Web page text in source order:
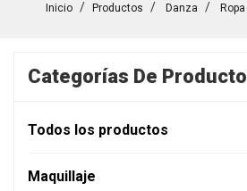
Inicio Productos Danza Ropa
Categorías De Producto
Todos los productos
Maquillaje